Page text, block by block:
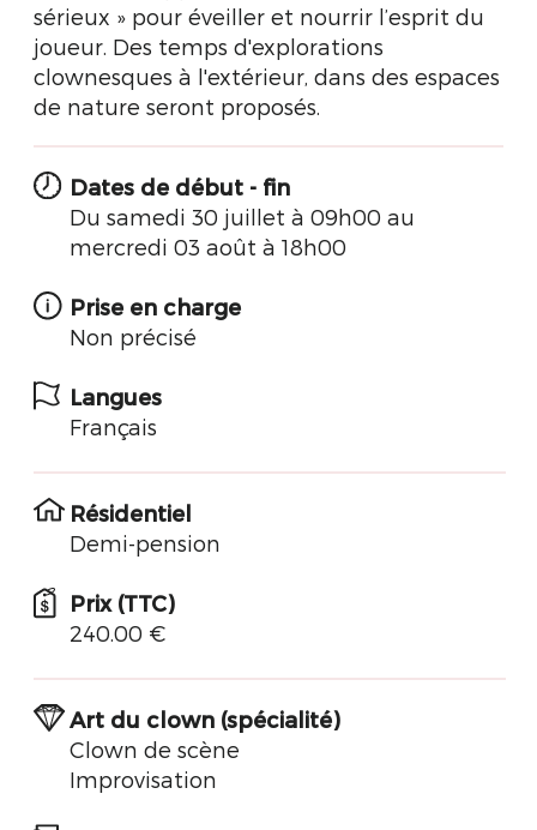
sérieux » pour éveiller et nourrir l’esprit du
joueur. Des temps d'explorations
clownesques à l'extérieur, dans des espaces
de nature seront proposés.
Dates de début - fin
Du samedi 30 juillet à 09h00 au
mercredi 03 août à 18h00
Prise en charge
Non précisé
Langues
Français
Résidentiel
Demi-pension
Prix (TTC)
240.00 €
Art du clown (spécialité)
Clown de scène
Improvisation